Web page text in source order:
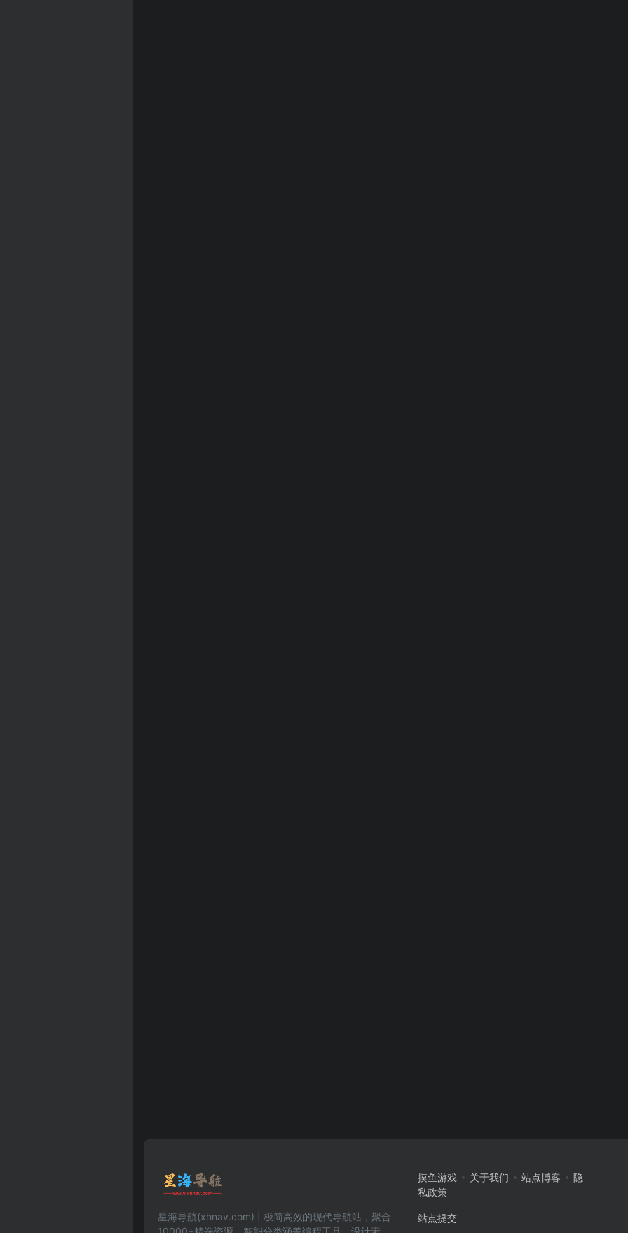
星海导航(xhnav.com) | 极简高效的现代导航站，聚合
摸鱼游戏 关于我们 站点博客
隐
私政策
站点提交